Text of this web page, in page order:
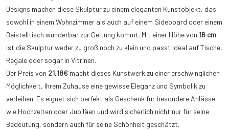
Designs machen diese Skulptur zu einem eleganten Kunstobjekt, das
sowohl in einem Wohnzimmer als auch auf einem Sideboard oder einem
Beistelltisch wunderbar zur Geltung kommt. Mit einer Höhe von 16 cm
ist die Skulptur weder zu groß noch zu klein und passt ideal auf Tische,
Regale oder sogar in Vitrinen.
Der Preis von 21,18€ macht dieses Kunstwerk zu einer erschwinglichen
Möglichkeit, Ihrem Zuhause eine gewisse Eleganz und Symbolik zu
verleihen. Es eignet sich perfekt als Geschenk für besondere Anlässe
wie Hochzeiten oder Jubiläen und wird sicherlich nicht nur für seine
Bedeutung, sondern auch für seine Schönheit geschätzt.